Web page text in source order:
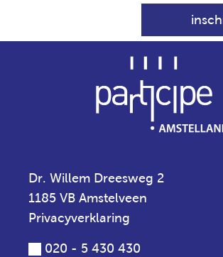
Dr. Willem Dreesweg 2
1185 VB Amstelveen
Privacyverklaring
020 - 5 430 430